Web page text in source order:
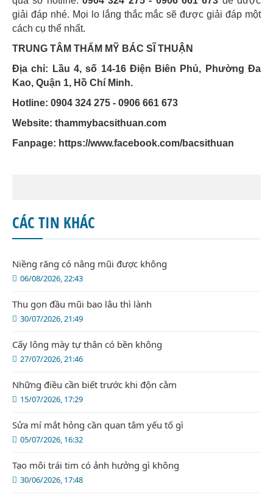
giải đáp nhé. Mọi lo lắng thắc mắc sẽ được giải đáp một
cách cụ thể nhất.
TRUNG TÂM THẨM MỸ BÁC SĨ THUẬN
Địa chỉ: Lầu 4, số 14-16 Điện Biên Phủ, Phường Đa
Kao, Quận 1, Hồ Chí Minh.
Hotline: 0904 324 275 - 0906 661 673
Website: thammybacsithuan.com
Fanpage: https://www.facebook.com/bacsithuan
CÁC TIN KHÁC
06/08/2026, 22:43
Niềng răng có nâng mũi được không
30/07/2026, 21:49
Thu gọn đầu mũi bao lâu thì lành
27/07/2026, 21:46
Cấy lông mày tự thân có bền không
15/07/2026, 17:29
Những điều cần biết trước khi độn cằm
05/07/2026, 16:32
Sửa mí mắt hỏng cần quan tâm yếu tố gì
30/06/2026, 17:48
Tạo môi trái tim có ảnh hưởng gì không